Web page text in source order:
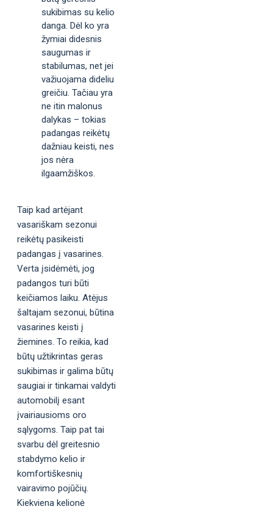
sukibimas su kelio
danga. Dėl ko yra
žymiai didesnis
saugumas ir
stabilumas, net jei
važiuojama dideliu
greičiu. Tačiau yra
ne itin malonus
dalykas – tokias
padangas reikėtų
dažniau keisti, nes
jos nėra
ilgaamžiškos.
Taip kad artėjant
vasariškam sezonui
reikėtų pasikeisti
padangas į vasarines.
Verta įsidėmėti, jog
padangos turi būti
keičiamos laiku. Atėjus
šaltajam sezonui, būtina
vasarines keisti į
žiemines. To reikia, kad
būtų užtikrintas geras
sukibimas ir galima būtų
saugiai ir tinkamai valdyti
automobilį esant
įvairiausioms oro
sąlygoms. Taip pat tai
svarbu dėl greitesnio
stabdymo kelio ir
komfortiškesnių
vairavimo pojūčių.
Kiekviena kelionė